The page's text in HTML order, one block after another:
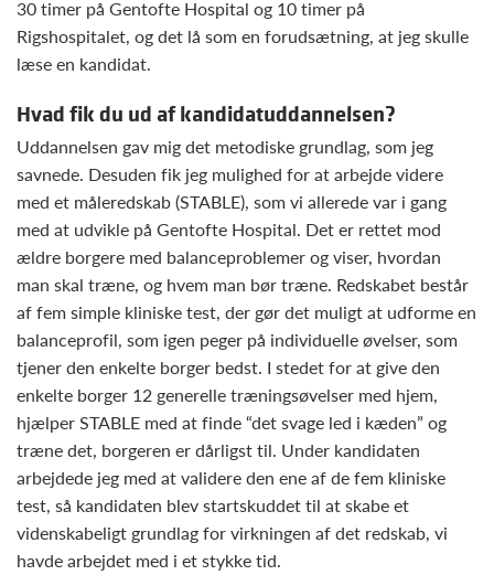
30 timer på Gentofte Hospital og 10 timer på
Rigshospitalet, og det lå som en forudsætning, at jeg skulle
læse en kandidat.
Hvad fik du ud af kandidatuddannelsen?
Uddannelsen gav mig det metodiske grundlag, som jeg
savnede. Desuden fik jeg mulighed for at arbejde videre
med et måleredskab (STABLE), som vi allerede var i gang
med at udvikle på Gentofte Hospital. Det er rettet mod
ældre borgere med balanceproblemer og viser, hvordan
man skal træne, og hvem man bør træne. Redskabet består
af fem simple kliniske test, der gør det muligt at udforme en
balanceprofil, som igen peger på individuelle øvelser, som
tjener den enkelte borger bedst. I stedet for at give den
enkelte borger 12 generelle træningsøvelser med hjem,
hjælper STABLE med at finde “det svage led i kæden” og
træne det, borgeren er dårligst til. Under kandidaten
arbejdede jeg med at validere den ene af de fem kliniske
test, så kandidaten blev startskuddet til at skabe et
videnskabeligt grundlag for virkningen af det redskab, vi
havde arbejdet med i et stykke tid.